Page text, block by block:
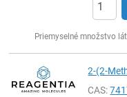
Priemyselné množstvo
2-(2-
CAS: